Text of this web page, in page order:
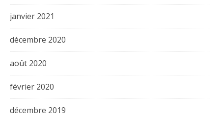
janvier 2021
décembre 2020
août 2020
février 2020
décembre 2019